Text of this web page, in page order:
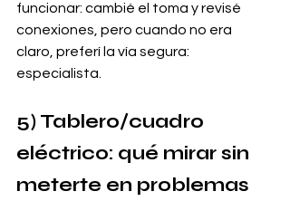
funcionar: cambié el toma y revisé
conexiones, pero cuando no era
claro, preferí la vía segura:
especialista.
5) Tablero/cuadro
eléctrico: qué mirar sin
meterte en problemas